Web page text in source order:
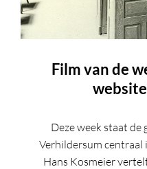
Film van de
Deze week staat de
Verhildersum centraal
Hans Kosmeier